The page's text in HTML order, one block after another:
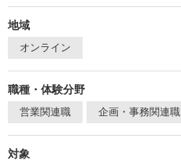
地域
オンライン
職種・体験分野
営業関連職 企画・事務関連職
対象